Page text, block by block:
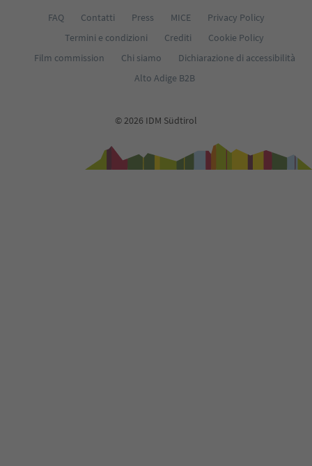
FAQ Contatti Press MICE
Privacy Policy
Termini e condizioni
Crediti
Cookie Policy
Film commission
Chi siamo
Dichiarazione di accessibilità
Alto Adige B2B
© 2026 IDM Südtirol